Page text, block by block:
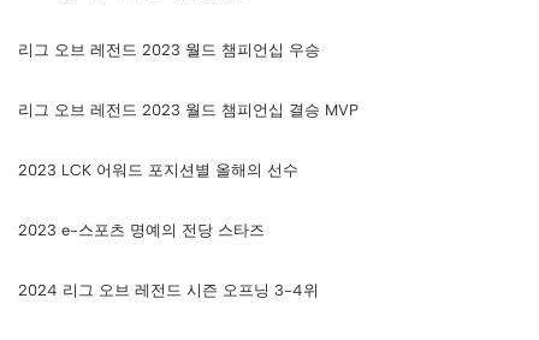
리그 오브 레전드 2023 월드 챔피언십 우승
리그 오브 레전드 2023 월드 챔피언십 결승 MVP
2023 LCK 어워드 포지션별 올해의 선수
2023 e-스포츠 명예의 전당 스타즈
2024 리그 오브 레전드 시즌 오프닝 3-4위